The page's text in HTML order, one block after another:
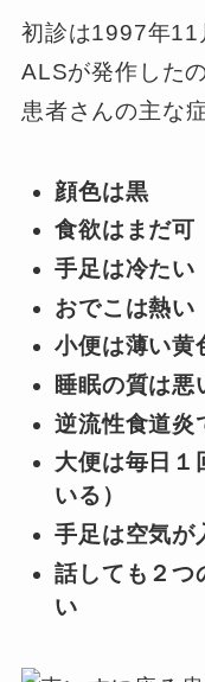
初診は1997年11
ALSが発作した
患者さんの主な
顔色は黒
食欲はまだ可
手足は冷たい
おでこは熱い
小便は薄い黄
睡眠の質は悪
逆流性食道炎
大便は毎日１
いる）
手足は空気が
話しても２つ
い